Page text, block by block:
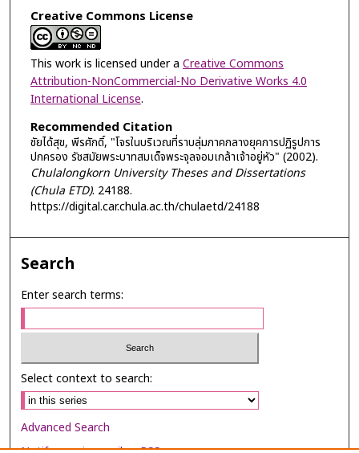
Creative Commons License
This work is licensed under a Creative Commons
Attribution-NonCommercial-No Derivative Works 4.0
International License.
Recommended Citation
ชัยได้สุข, พีรศักดิ์, "โจรในบริเวณที่ราบลุ่มภาคกลางยุคการปฏิรูปการ
ปกครอง รัชสมัยพระบาทสมเด็จพระจุลจอมเกล้าเจ้าอยู่หัว" (2002).
Chulalongkorn University Theses and Dissertations
(Chula ETD). 24188.
https://digital.car.chula.ac.th/chulaetd/24188
Search
Enter search terms:
Select context to search:
Advanced Search